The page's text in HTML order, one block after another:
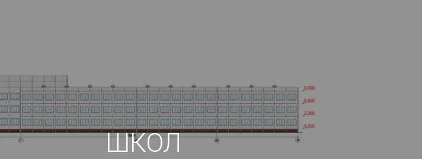
План-схемы, фасады и фотографии
ШКОЛ